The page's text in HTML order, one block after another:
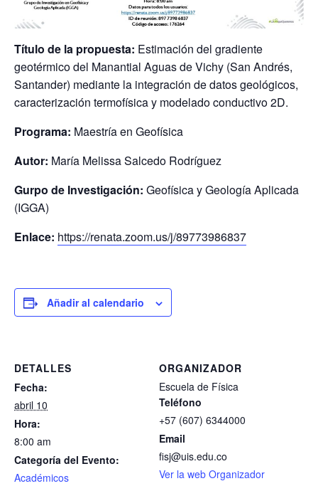
Título de la propuesta: Estimación del gradiente
geotérmico del Manantial Aguas de Vichy (San Andrés,
Santander) mediante la integración de datos geológicos,
caracterización termofísica y modelado conductivo 2D.
Programa: Maestría en Geofísica
Autor: María Melissa Salcedo Rodríguez
Gurpo de Investigación: Geofísica y Geología Aplicada
(IGGA)
Enlace: https://renata.zoom.us/j/89773986837
Añadir al calendario
DETALLES
Fecha:
abril 10
Hora:
8:00 am
Categoría del Evento:
Académicos
ORGANIZADOR
Escuela de Física
Teléfono
+57 (607) 6344000
Email
fisj@uis.edu.co
Ver la web Organizador